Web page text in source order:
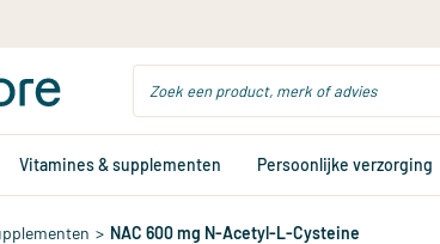
Vitamines & supplementen Persoonlijke verzorging
> NAC 600 mg N-Acetyl-L-Cysteine